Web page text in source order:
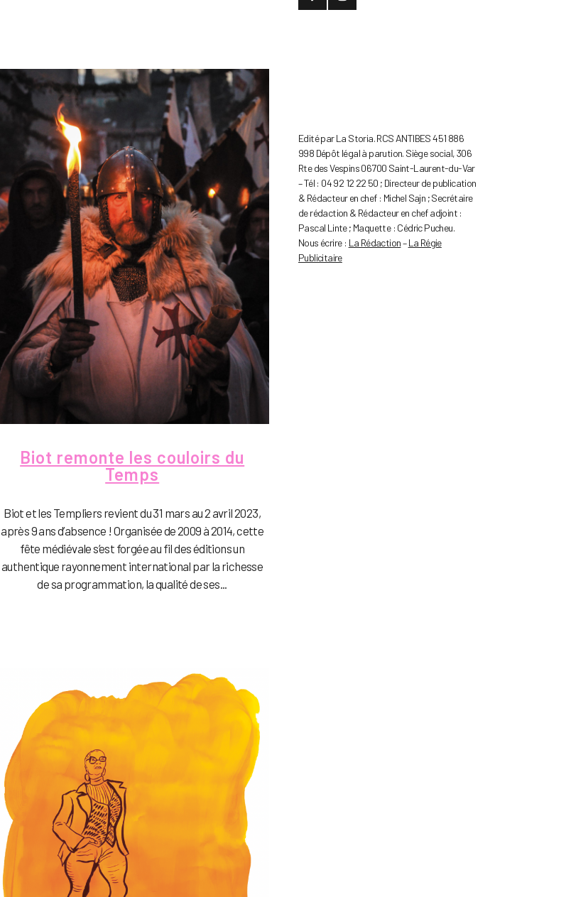
Biot remonte les couloirs du
Temps
Biot et les Templiers revient du 31 mars au 2 avril 2023,
après 9 ans d’absence ! Organisée de 2009 à 2014, cette
fête médiévale s’est forgée au fil des éditions un
authentique rayonnement international par la richesse
de sa programmation, la qualité de ses...
Edité par La Storia. RCS ANTIBES 451 886
998 Dépôt légal à parution. Siège social, 306
Rte des Vespins 06700 Saint-Laurent-du-Var
– Tél : 04 92 12 22 50 ; Directeur de publication
& Rédacteur en chef : Michel Sajn ; Secrétaire
de rédaction & Rédacteur en chef adjoint :
Pascal Linte ; Maquette : Cédric Pucheu.
Nous écrire : La Rédaction–La Régie
Publicitaire